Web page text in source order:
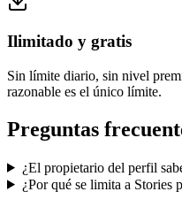
Ilimitado y gratis
Sin límite diario, sin nivel
razonable es el único límite.
Preguntas
¿El propietario del perfil
¿Por qué se limita a Stories